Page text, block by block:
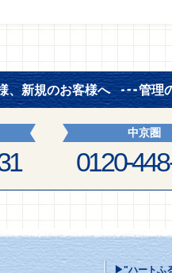
、新規のお客様へ 管理
中京圏
0120-
▶"ハートふ